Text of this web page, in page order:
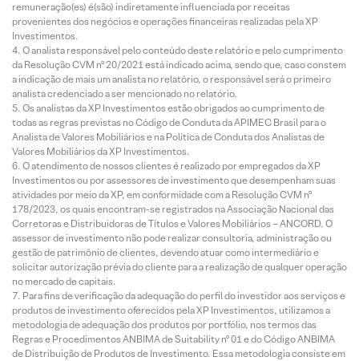
remuneração(es) é(são) indiretamente influenciada por receitas
provenientes dos negócios e operações financeiras realizadas pela XP
Investimentos.
O analista responsável pelo conteúdo deste relatório e pelo cumprimento
da Resolução CVM nº 20/2021 está indicado acima, sendo que, caso constem
a indicação de mais um analista no relatório, o responsável será o primeiro
analista credenciado a ser mencionado no relatório.
Os analistas da XP Investimentos estão obrigados ao cumprimento de
todas as regras previstas no Código de Conduta da APIMEC Brasil para o
Analista de Valores Mobiliários e na Política de Conduta dos Analistas de
Valores Mobiliários da XP Investimentos.
O atendimento de nossos clientes é realizado por empregados da XP
Investimentos ou por assessores de investimento que desempenham suas
atividades por meio da XP, em conformidade com a Resolução CVM nº
178/2023, os quais encontram-se registrados na Associação Nacional das
Corretoras e Distribuidoras de Títulos e Valores Mobiliários – ANCORD. O
assessor de investimento não pode realizar consultoria, administração ou
gestão de patrimônio de clientes, devendo atuar como intermediário e
solicitar autorização prévia do cliente para a realização de qualquer operação
no mercado de capitais.
Para fins de verificação da adequação do perfil do investidor aos serviços e
produtos de investimento oferecidos pela XP Investimentos, utilizamos a
metodologia de adequação dos produtos por portfólio, nos termos das
Regras e Procedimentos ANBIMA de Suitability nº 01 e do Código ANBIMA
de Distribuição de Produtos de Investimento. Essa metodologia consiste em